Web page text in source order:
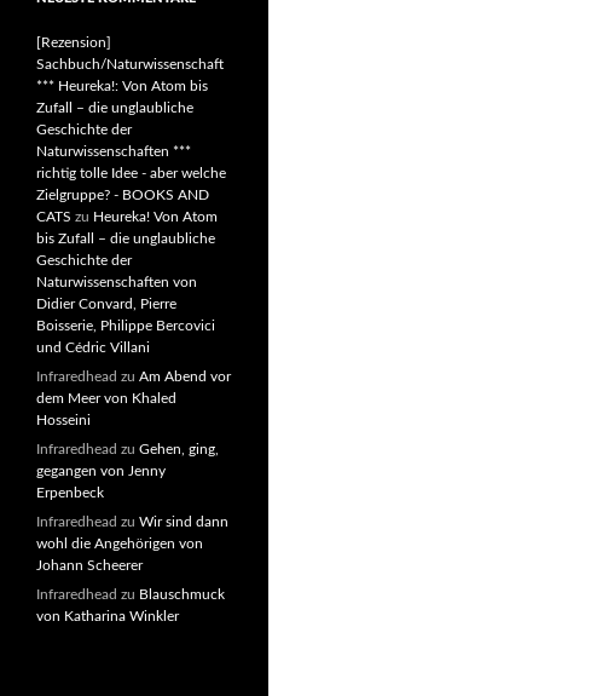
[Rezension]
Sachbuch/Naturwissenschaft
*** Heureka!: Von Atom bis
Zufall – die unglaubliche
Geschichte der
Naturwissenschaften ***
richtig tolle Idee - aber welche
Zielgruppe? - BOOKS AND
CATS zu Heureka! Von Atom
bis Zufall – die unglaubliche
Geschichte der
Naturwissenschaften von
Didier Convard, Pierre
Boisserie, Philippe Bercovici
und Cédric Villani
Infraredhead zu Am Abend vor
dem Meer von Khaled
Hosseini
Infraredhead zu Gehen, ging,
gegangen von Jenny
Erpenbeck
Infraredhead zu Wir sind dann
wohl die Angehörigen von
Johann Scheerer
Infraredhead zu Blauschmuck
von Katharina Winkler